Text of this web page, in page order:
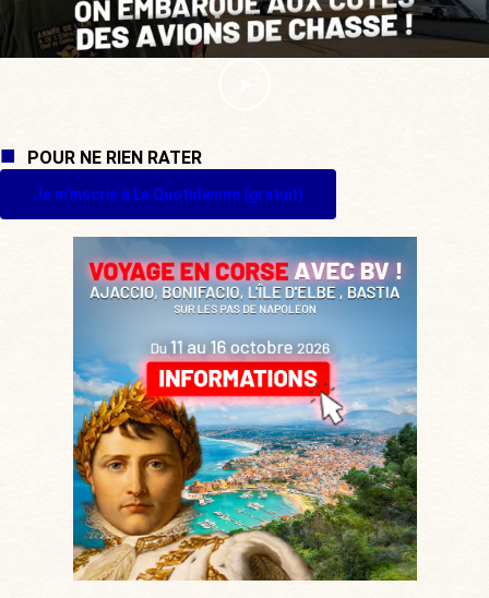
POUR NE RIEN RATER
Je m'inscris à La Quotidienne (gratuit)